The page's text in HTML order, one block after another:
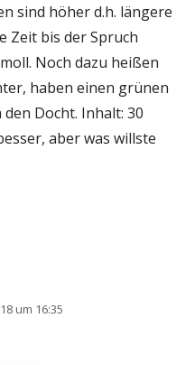
sind höher d.h. längere
Zeit bis der Spruch
Noch dazu heißen
haben einen grünen
Docht. Inhalt: 30
aber was willste
um 16:35